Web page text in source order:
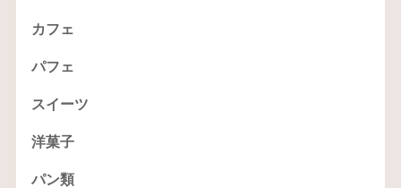
カフェ
パフェ
スイーツ
洋菓子
パン類